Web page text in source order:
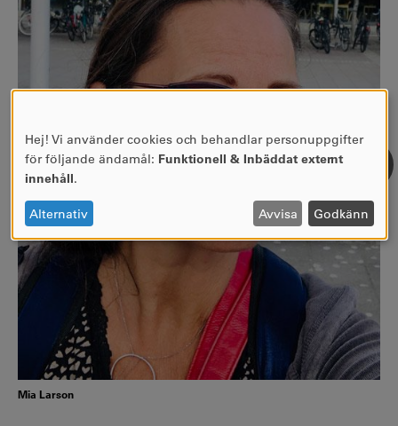
Mia Larson
ANVÄNDNING
AV
OCH
COOKIES
Hej! Vi använder cookies och behandlar personuppgifter
för följande ändamål: Funktionell & Inbäddat externt
innehåll.
Alternativ Avvisa Godkänn